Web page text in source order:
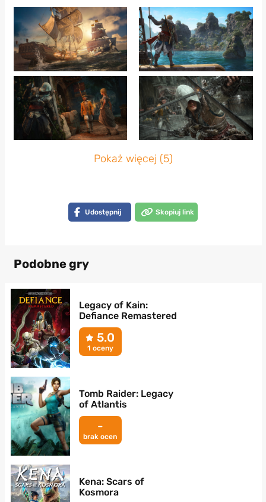
Pokaż więcej (5)
Udostępnij Skopiuj link
Podobne gry
Legacy of Kain:
Defiance Remastered
5.0
1 oceny
Tomb Raider: Legacy
of Atlantis
-
brak ocen
Kena: Scars of
Kosmora